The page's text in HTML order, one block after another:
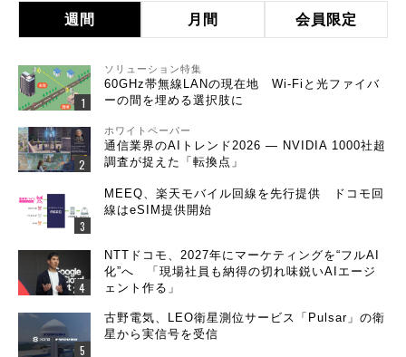
週間 月間 会員限定
ソリューション特集
60GHz帯無線LANの現在地 Wi-Fiと光ファイバ
ーの間を埋める選択肢に
ホワイトペーパー
通信業界のAIトレンド2026 ― NVIDIA 1000社超
調査が捉えた「転換点」
MEEQ、楽天モバイル回線を先行提供 ドコモ回
線はeSIM提供開始
NTTドコモ、2027年にマーケティングを“フルAI
化”へ 「現場社員も納得の切れ味鋭いAIエージ
ェント作る」
古野電気、LEO衛星測位サービス「Pulsar」の衛
星から実信号を受信